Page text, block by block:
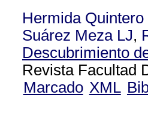
Hermida Quintero
Suárez Meza LJ,
Descubrimiento
Revista Facultad
Marcado XML